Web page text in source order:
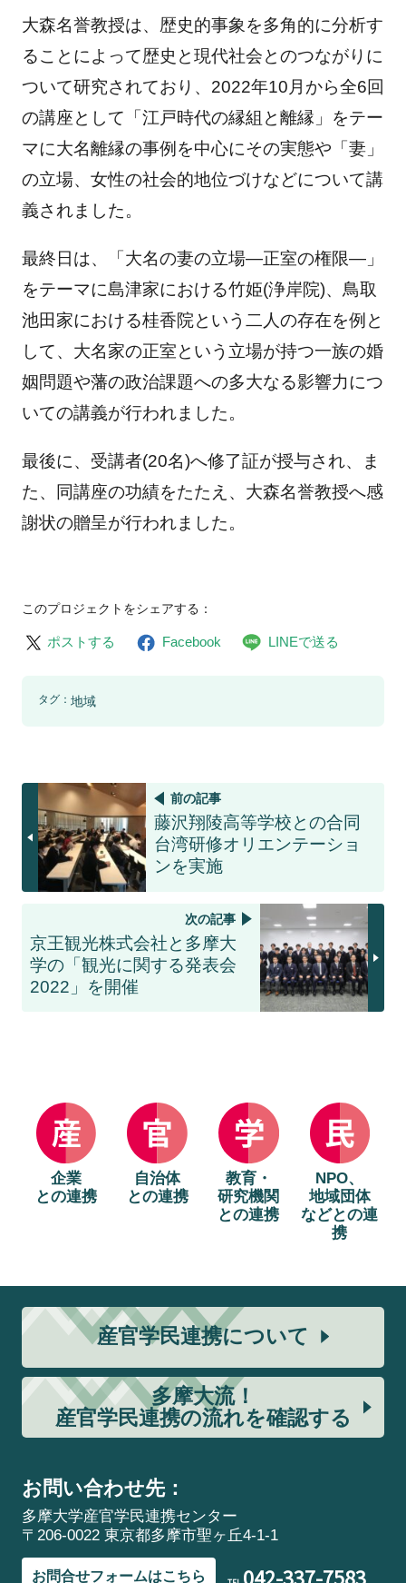
大森名誉教授は、歴史的事象を多角的に分析す
ることによって歴史と現代社会とのつながりに
ついて研究されており、2022年10月から全6回
の講座として「江戸時代の縁組と離縁」をテー
マに大名離縁の事例を中心にその実態や「妻」
の立場、女性の社会的地位づけなどについて講
義されました。
最終日は、「大名の妻の立場―正室の権限―」
をテーマに島津家における竹姫(浄岸院)、鳥取
池田家における桂香院という二人の存在を例と
して、大名家の正室という立場が持つ一族の婚
姻問題や藩の政治課題への多大なる影響力につ
いての講義が行われました。
最後に、受講者(20名)へ修了証が授与され、ま
た、同講座の功績をたたえ、大森名誉教授へ感
謝状の贈呈が行われました。
このプロジェクトをシェアする：
ポストする Facebook LINEで送る
タグ： 地域
前の記事
藤沢翔陵高等学校との合同
台湾研修オリエンテーショ
ンを実施
次の記事
京王観光株式会社と多摩大
学の「観光に関する発表会
2022」を開催
企業
との連携
自治体
との連携
教育・
研究機関
との連携
NPO、
地域団体
などとの連
携
産官学民連携について
多摩大流！
産官学民連携の流れを確認する
お問い合わせ先：
多摩大学産官学民連携センター
〒206-0022 東京都多摩市聖ヶ丘4-1-1
お問合せフォームはこちら 042-337-7583